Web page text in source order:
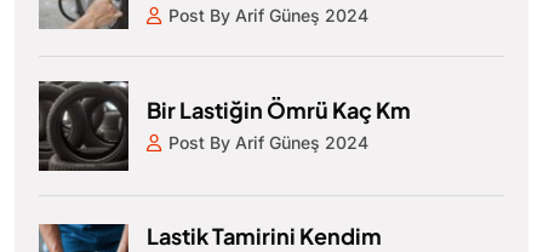
Post By Arif Güneş 2024
Bir Lastiğin Ömrü Kaç Km
Post By Arif Güneş 2024
Lastik Tamirini Kendim